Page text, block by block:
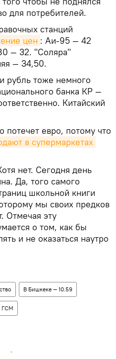
для потребителей.
станций
цен : Аи-95 — 42
— 32. "Соляра"
— 34,50.
рубль тоже немного
банка КР —
Китайский
потечет евро, потому что
в супермаркетах
нет. Сегодня день
Да, того самого
школьной книги
мы своих предков
Отмечая эту
о том, как бы
и не оказаться наутро
В Бишкеке — 10.59
ГСМ